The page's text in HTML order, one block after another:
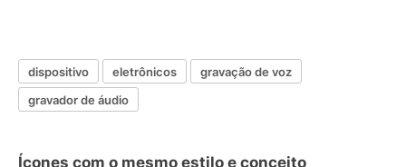
dispositivo eletrônicos
gravação de voz
gravador de áudio
Ícones com o mesmo estilo e conceito